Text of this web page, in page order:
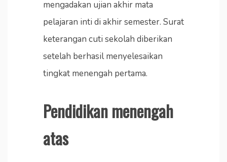
mengadakan ujian akhir mata
pelajaran inti di akhir semester. Surat
keterangan cuti sekolah diberikan
setelah berhasil menyelesaikan
tingkat menengah pertama.
Pendidikan menengah
atas